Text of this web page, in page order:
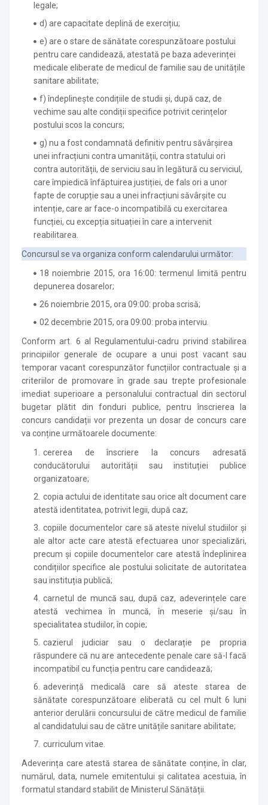
legale;
d) are capacitate deplină de exercițiu;
e) are o stare de sănătate corespunzătoare postului
pentru care candidează, atestată pe baza adeverinței
medicale eliberate de medicul de familie sau de unitățile
sanitare abilitate;
f) îndeplinește condițiile de studii și, după caz, de
vechime sau alte condiții specifice potrivit cerințelor
postului scos la concurs;
g) nu a fost condamnată definitiv pentru săvârșirea
unei infracțiuni contra umanității, contra statului ori
contra autorității, de serviciu sau în legătură cu serviciul,
care împiedică înfăptuirea justiției, de fals ori a unor
fapte de corupție sau a unei infracțiuni săvârșite cu
intenție, care ar face-o incompatibilă cu exercitarea
funcției, cu excepția situației în care a intervenit
reabilitarea.
Concursul se va organiza conform calendarului următor:
18 noiembrie 2015, ora 16:00: termenul limită pentru
depunerea dosarelor;
26 noiembrie 2015, ora 09:00: proba scrisă;
02 decembrie 2015, ora 09:00: proba interviu.
Conform art. 6 al Regulamentului-cadru privind stabilirea
principiilor generale de ocupare a unui post vacant sau
temporar vacant corespunzător funcțiilor contractuale și a
criteriilor de promovare în grade sau trepte profesionale
imediat superioare a personalului contractual din sectorul
bugetar plătit din fonduri publice, pentru înscrierea la
concurs candidații vor prezenta un dosar de concurs care
va conține următoarele documente:
cererea de înscriere la concurs adresată
conducătorului autorității sau instituției publice
organizatoare;
copia actului de identitate sau orice alt document care
atestă identitatea, potrivit legii, după caz;
copiile documentelor care să ateste nivelul studiilor și
ale altor acte care atestă efectuarea unor specializări,
precum și copiile documentelor care atestă îndeplinirea
condițiilor specifice ale postului solicitate de autoritatea
sau instituția publică;
carnetul de muncă sau, după caz, adeverințele care
atestă vechimea în muncă, în meserie și/sau în
specialitatea studiilor, în copie;
cazierul judiciar sau o declarație pe propria
răspundere că nu are antecedente penale care să-l facă
incompatibil cu funcția pentru care candidează;
adeverință medicală care să ateste starea de
sănătate corespunzătoare eliberată cu cel mult 6 luni
anterior derulării concursului de către medicul de familie
al candidatului sau de către unitățile sanitare abilitate;
curriculum vitae.
Adeverința care atestă starea de sănătate conține, în clar,
numărul, data, numele emitentului și calitatea acestuia, în
formatul standard stabilit de Ministerul Sănătății.